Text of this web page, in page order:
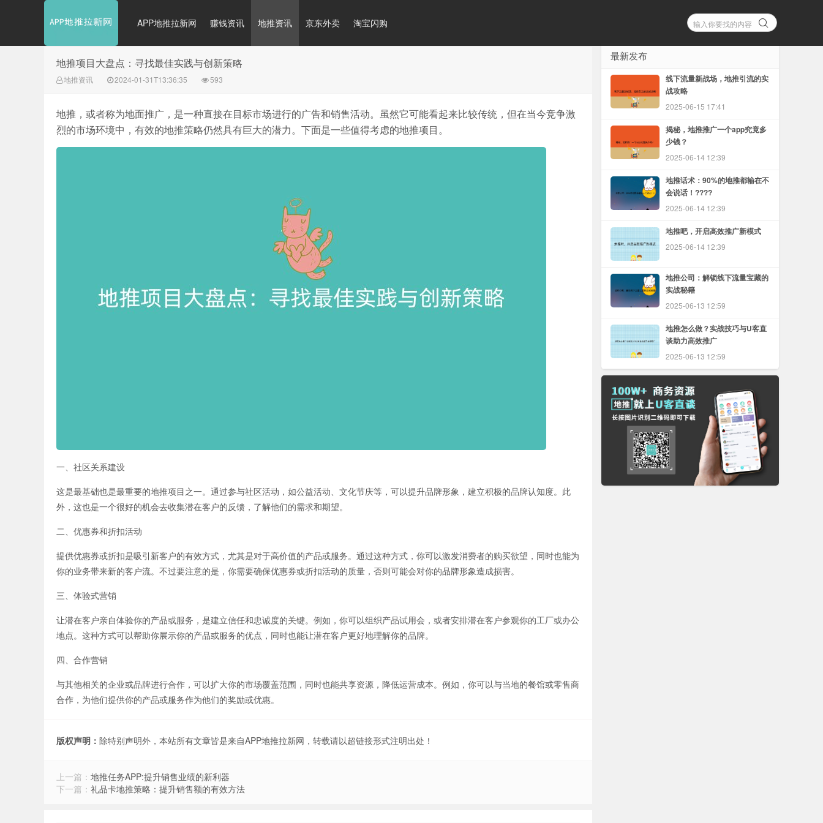
APP地推拉新网 赚钱资讯 地推资讯 京东外卖 淘宝闪购
地推项目大盘点：寻找最佳实践与创新策略
地推资讯 2024-01-31T13:36:35 593
地推，或者称为地面推广，是一种直接在目标市场进行的广告和销售活动。虽然它可能看起来比较传统，但在当今竞争激
烈的市场环境中，有效的地推策略仍然具有巨大的潜力。下面是一些值得考虑的地推项目。
一、社区关系建设
这是最基础也是最重要的地推项目之一。通过参与社区活动，如公益活动、文化节庆等，可以提升品牌形象，建立积极的品牌认知度。此
外，这也是一个很好的机会去收集潜在客户的反馈，了解他们的需求和期望。
二、优惠券和折扣活动
提供优惠券或折扣是吸引新客户的有效方式，尤其是对于高价值的产品或服务。通过这种方式，你可以激发消费者的购买欲望，同时也能为
你的业务带来新的客户流。不过要注意的是，你需要确保优惠券或折扣活动的质量，否则可能会对你的品牌形象造成损害。
三、体验式营销
让潜在客户亲自体验你的产品或服务，是建立信任和忠诚度的关键。例如，你可以组织产品试用会，或者安排潜在客户参观你的工厂或办公
地点。这种方式可以帮助你展示你的产品或服务的优点，同时也能让潜在客户更好地理解你的品牌。
四、合作营销
与其他相关的企业或品牌进行合作，可以扩大你的市场覆盖范围，同时也能共享资源，降低运营成本。例如，你可以与当地的餐馆或零售商
合作，为他们提供你的产品或服务作为他们的奖励或优惠。
版权声明： 除特别声明外，本站所有文章皆是来自APP地推拉新网，转载请以超链接形式注明出处！
上一篇： 地推任务APP:提升销售业绩的新利器
下一篇： 礼品卡地推策略：提升销售额的有效方法
最新发布
线下流量新战场，地推引流的实
战攻略
2025-06-15 17:41
揭秘，地推推广一个app究竟多
少钱？
2025-06-14 12:39
地推话术：90%的地推都输在不
会说话！????
2025-06-14 12:39
地推吧，开启高效推广新模式
2025-06-14 12:39
地推公司：解锁线下流量宝藏的
实战秘籍
2025-06-13 12:59
地推怎么做？实战技巧与U客直
谈助力高效推广
2025-06-13 12:59